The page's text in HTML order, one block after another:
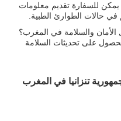
يمكن للسفارة تقديم معلومات
في حالات الطوارئ الطبية.
والسلامة في المغرب؟
على تحديثات السلامة
تنزانيا في المغرب